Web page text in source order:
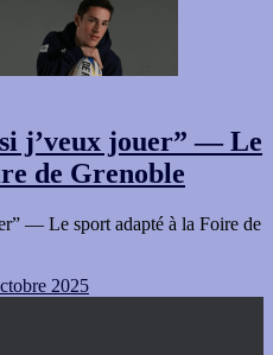
j’veux jouer” — Le
de Grenoble
— Le sport adapté à la Foire de
2025